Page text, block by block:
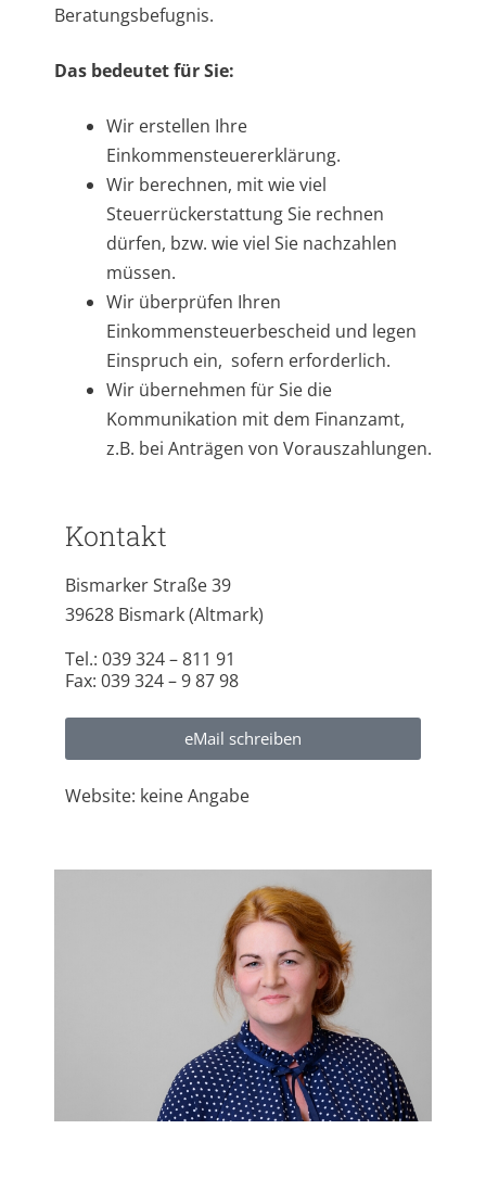
Beratungsbefugnis.
Das bedeutet für Sie:
Wir erstellen Ihre
Einkommensteuererklärung.
Wir berechnen, mit wie viel
Steuerrückerstattung Sie rechnen
dürfen, bzw. wie viel Sie nachzahlen
müssen.
Wir überprüfen Ihren
Einkommensteuerbescheid und legen
Einspruch ein, sofern erforderlich.
Wir übernehmen für Sie die
Kommunikation mit dem Finanzamt,
z.B. bei Anträgen von Vorauszahlungen.
Kontakt
Bismarker Straße 39
39628 Bismark (Altmark)
Tel.: 039 324 – 811 91
Fax: 039 324 – 9 87 98
eMail schreiben
Website: keine Angabe